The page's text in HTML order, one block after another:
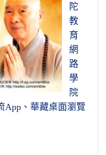
陀
教
育
網
路
學
院
App、華藏桌面瀏覽